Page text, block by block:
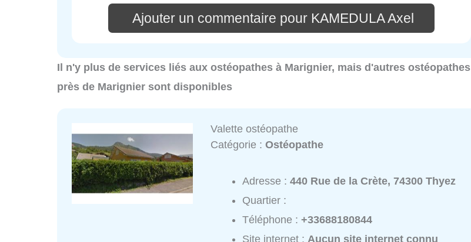
Ajouter un commentaire pour KAMEDULA Axel
Il n'y plus de services liés aux ostéopathes à Marignier, mais d'autres ostéopathes
près de Marignier sont disponibles
Valette ostéopathe
Catégorie :Ostéopathe
Adresse :440 Rue de la Crète, 74300 Thyez
Quartier :
Téléphone :+33688180844
Site internet : Aucun site internet connu